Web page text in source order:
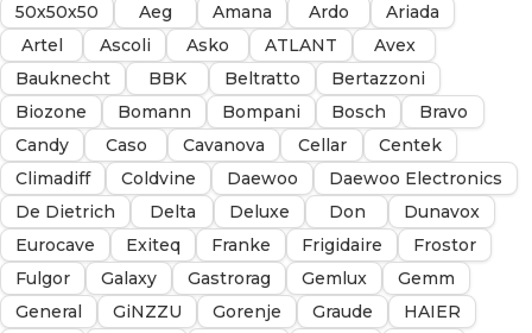
50х50х50 Aeg Amana Ardo
Ariada
Artel
Ascoli Asko ATLANT
Avex
Bauknecht
BBK Beltratto
Bertazzoni
Biozone
Bomann Bompani Bosch
Bravo
Candy
Caso Cavanova Cellar
Centek
Climadiff
Coldvine Daewoo
Daewoo Electronics
De Dietrich
Delta Deluxe Don
Dunavox
Eurocave
Exiteq Franke Frigidaire
Frostor
Fulgor
Galaxy Gastrorag Gemlux
Gemm
General
GiNZZU Gorenje Graude
HAIER